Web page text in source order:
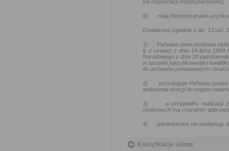
lub organizacji międzynarodowej;
6) mają Państwo prawo
Dodatkowo zgodnie z art. 13 ust.
1) Państwa dane osobowe
tj. z ustawy z dnia 14 lipca 1983
Narodowego z dnia 20
w sprawie klasyfikowania i
do archiwów państwowych i
2) przysługuje Państwu
wniesienia skargi do organu
3) w przypadku realizacji
osobowych ma charakter
4) administrator nie podejmuje
Klasyfikacje usługi